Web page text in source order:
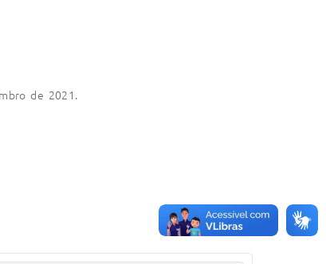
de 2021.
com fibromialgia em locais específicos.